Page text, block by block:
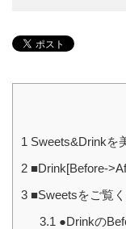
1 Sweets&Drinkを
2 ■Drink[Before-
3 ■Sweetsをご覧
3.1 ●Drinkの